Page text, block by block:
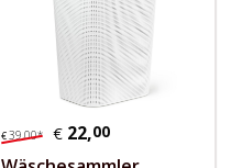
€39,00* € 22,00